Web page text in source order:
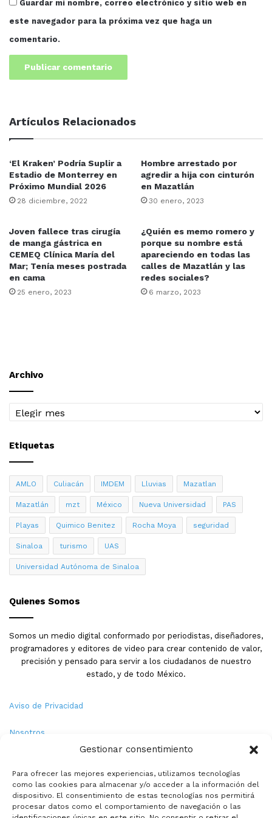
Gestionar consentimiento
Para ofrecer las mejores experiencias, utilizamos tecnologías
como las cookies para almacenar y/o acceder a la información del
dispositivo. El consentimiento de estas tecnologías nos permitirá
procesar datos como el comportamiento de navegación o las
Guardar mi nombre, correo electrónico y sitio web en
este navegador para la próxima vez que haga un
comentario.
Artículos Relacionados
‘El Kraken’ Podría Suplir a
Estadio de Monterrey en
Próximo Mundial 2026
28 diciembre, 2022
Hombre arrestado por
agredir a hija con cinturón
en Mazatlán
30 enero, 2023
Joven fallece tras cirugía
de manga gástrica en
CEMEQ Clínica María del
Mar; Tenía meses postrada
en cama
25 enero, 2023
¿Quién es memo romero y
porque su nombre está
apareciendo en todas las
calles de Mazatlán y las
redes sociales?
6 marzo, 2023
Archivo
Archivo
Etiquetas
AMLO Culiacán IMDEM Lluvias Mazatlan
Mazatlán mzt México Nueva Universidad PAS
Playas Quimico Benitez Rocha Moya seguridad
Sinaloa turismo UAS
Universidad Autónoma de Sinaloa
Quienes Somos
Somos un medio digital conformado por periodistas, diseñadores,
programadores y editores de video para crear contenido de valor,
precisión y pensado para servir a los ciudadanos de nuestro
estado, y de todo México.
Aviso de Privacidad
Nosotros
Política de Cookies
Contacto